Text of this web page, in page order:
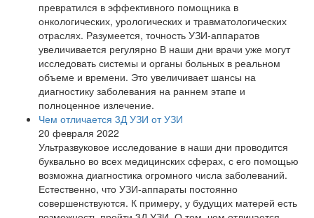
превратился в эффективного помощника в
онкологических, урологических и травматологических
отраслях. Разумеется, точность УЗИ-аппаратов
увеличивается регулярно В наши дни врачи уже могут
исследовать системы и органы больных в реальном
объеме и времени. Это увеличивает шансы на
диагностику заболевания на раннем этапе и
полноценное излечение.
Чем отличается 3Д УЗИ от УЗИ
20 февраля 2022
Ультразвуковое исследование в наши дни проводится
буквально во всех медицинских сферах, с его помощью
возможна диагностика огромного числа заболеваний.
Естественно, что УЗИ-аппараты постоянно
совершенствуются. К примеру, у будущих матерей есть